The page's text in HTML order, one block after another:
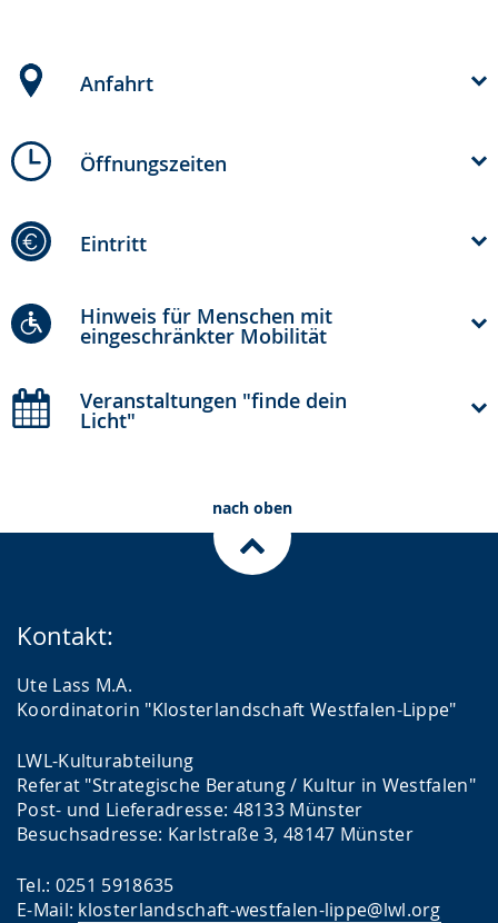
Anfahrt
Öffnungszeiten
Eintritt
Hinweis für Menschen mit
eingeschränkter Mobilität
Veranstaltungen "finde dein
Licht"
nach oben
Kontakt:
Ute Lass M.A.
Koordinatorin "Klosterlandschaft Westfalen-Lippe"
LWL-Kulturabteilung
Referat "Strategische Beratung / Kultur in Westfalen"
Post- und Lieferadresse: 48133 Münster
Besuchsadresse: Karlstraße 3, 48147 Münster
Tel.: 0251 5918635
E-Mail: klosterlandschaft-westfalen-lippe@lwl.org